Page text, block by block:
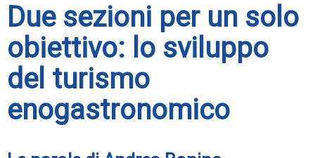
Due sezioni per un solo
obiettivo: lo sviluppo
del turismo
enogastronomico